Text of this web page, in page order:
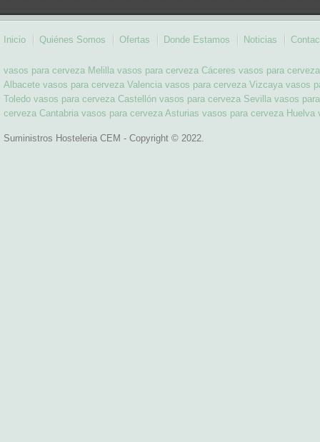
Inicio Quiénes Somos Ofertas Donde Estamos Noticias
vasos para cerveza Melilla vasos para cerveza Cáceres vasos para
Albacete vasos para cerveza Valencia vasos para cerveza Vizcaya vasos
Toledo vasos para cerveza Castellón vasos para cerveza Sevilla vasos
cerveza Cantabria vasos para cerveza Asturias vasos para cerveza Huelva
Suministros Hosteleria CEM - Copyright © 2022.